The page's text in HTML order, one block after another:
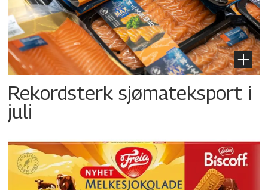
Rekordsterk sjømateksport i
juli